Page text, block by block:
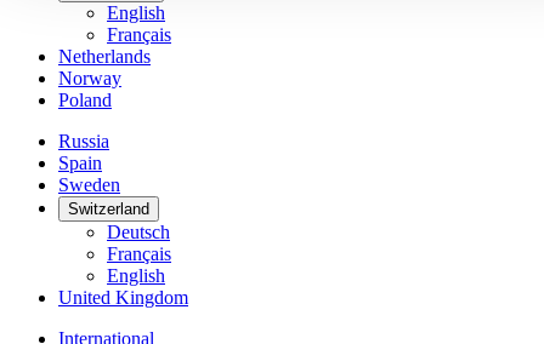
English
Français
Netherlands
Norway
Poland
Russia
Spain
Sweden
Switzerland
Deutsch
Français
English
United Kingdom
International